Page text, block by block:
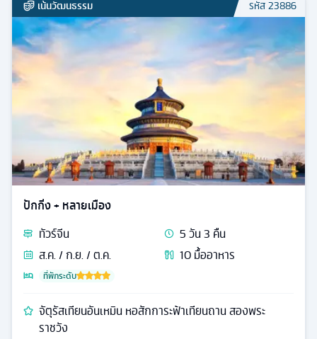
เน้นวัฒนธรรม รหัส23886
ปักกิ่ง + หลายเมือง
ทัวร์จีน 5วัน3 คืน
ส.ค. / ก.ย. / ต.ค.
10มื้ออาหาร
ที่พักระดับ
จัตุรัสเทียนอันเหมิน หอสักการะฟ้าเทียนถาน สองพระ
ราชวัง